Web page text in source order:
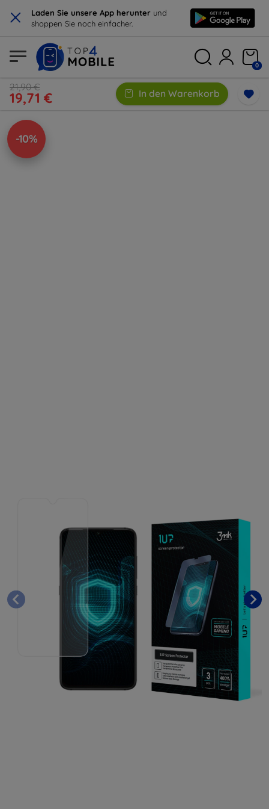
× Laden Sie unsere App herunter und
shoppen Sie noch einfacher.
0
21,90 €
19,71 € In den Warenkorb
-10%